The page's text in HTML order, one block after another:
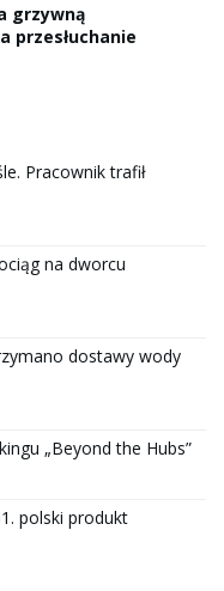
grzywną
przesłuchanie
Pracownik trafił
na dworcu
dostawy wody
„Beyond the Hubs”
polski produkt